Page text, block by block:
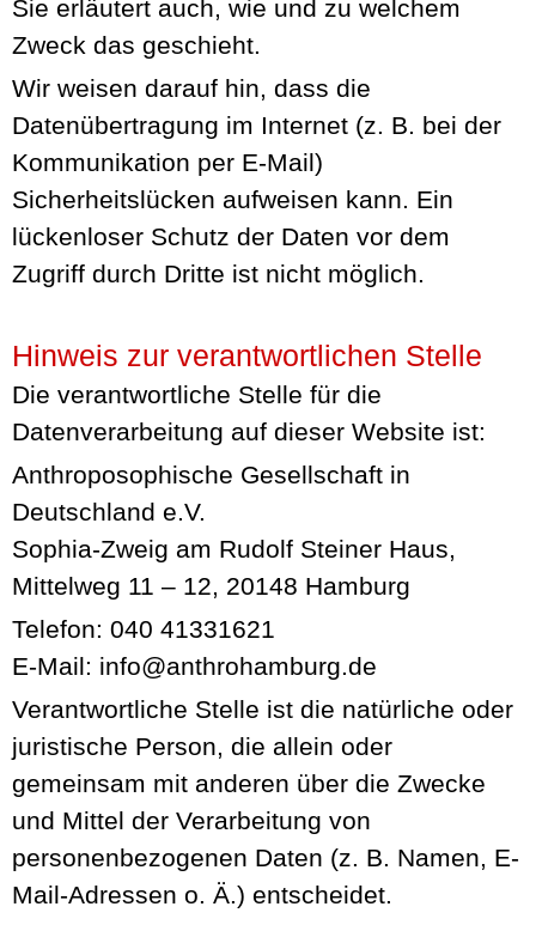
Sie erläutert auch, wie und zu welchem
Zweck das geschieht.
Wir weisen darauf hin, dass die
Datenübertragung im Internet (z. B. bei der
Kommunikation per E-Mail)
Sicherheitslücken aufweisen kann. Ein
lückenloser Schutz der Daten vor dem
Zugriff durch Dritte ist nicht möglich.
Hinweis zur verantwortlichen Stelle
Die verantwortliche Stelle für die
Datenverarbeitung auf dieser Website ist:
Anthroposophische Gesellschaft in
Deutschland e.V.
Sophia-Zweig am Rudolf Steiner Haus,
Mittelweg 11 – 12, 20148 Hamburg
Telefon: 040 41331621
E-Mail: info@anthrohamburg.de
Verantwortliche Stelle ist die natürliche oder
juristische Person, die allein oder
gemeinsam mit anderen über die Zwecke
und Mittel der Verarbeitung von
personenbezogenen Daten (z. B. Namen, E-
Mail-Adressen o. Ä.) entscheidet.